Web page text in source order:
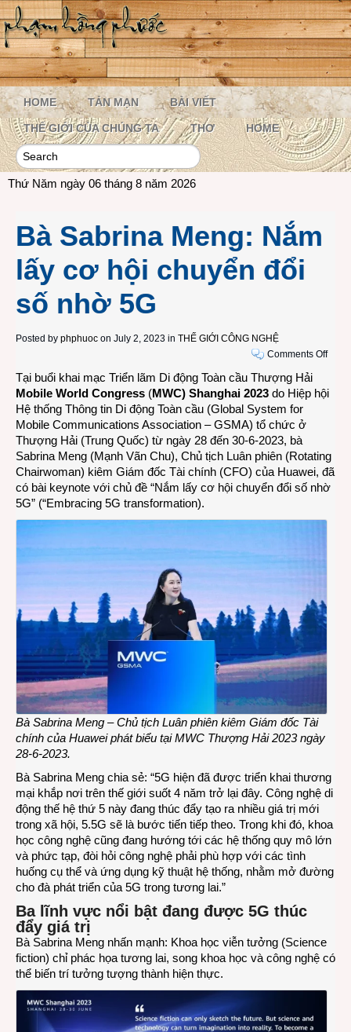
HOME TẢN MẠN BÀI VIẾT
THẾ GIỚI CỦA CHÚNG TA THƠ HOME
Thứ Năm ngày 06 tháng 8 năm 2026
Bà Sabrina Meng: Nắm
lấy cơ hội chuyển đổi
số nhờ 5G
Posted by phphuoc on July 2, 2023 in THẾ GIỚI CÔNG NGHỆ
Comments Offon
hội
đổi
Tại buổi khai mạc Triển lãm Di động Toàn cầu Thượng Hải
Mobile World Congress (MWC) Shanghai 2023 do Hiệp hội
Hệ thống Thông tin Di động Toàn cầu (Global System for
Mobile Communications Association –GSMA) tổ chức ở
Thượng Hải (Trung Quốc) từ ngày 28 đến 30-6-2023, bà
Sabrina Meng (Mạnh Vãn Chu), Chủ tịch Luân phiên (Rotating
Chairwoman) kiêm Giám đốc Tài chính (CFO) của Huawei, đã
có bài keynote với chủ đề “Nắm lấy cơ hội chuyển đổi số nhờ
5G” (“Embracing 5G transformation).
Bà Sabrina Meng – Chủ tịch Luân phiên kiêm Giám đốc Tài
chính của Huawei phát biểu tại MWC Thượng Hải 2023 ngày
28-6-2023.
Bà Sabrina Meng chia sẻ: “5G hiện đã được triển khai thương
mại khắp nơi trên thế giới suốt 4 năm trở lại đây. Công nghệ di
động thế hệ thứ 5 này đang thúc đẩy tạo ra nhiều giá trị mới
trong xã hội, 5.5G sẽ là bước tiến tiếp theo. Trong khi đó, khoa
học công nghệ cũng đang hướng tới các hệ thống quy mô lớn
và phức tạp, đòi hỏi công nghệ phải phù hợp với các tình
huống cụ thể và ứng dụng kỹ thuật hệ thống, nhằm mở đường
cho đà phát triển của 5G trong tương lai.”
Ba lĩnh vực nổi bật đang được 5G thúc
đẩy giá trị
Bà Sabrina Meng nhấn mạnh: Khoa học viễn tưởng (Science
fiction) chỉ phác họa tương lai, song khoa học và công nghệ có
thể biến trí tưởng tượng thành hiện thực.